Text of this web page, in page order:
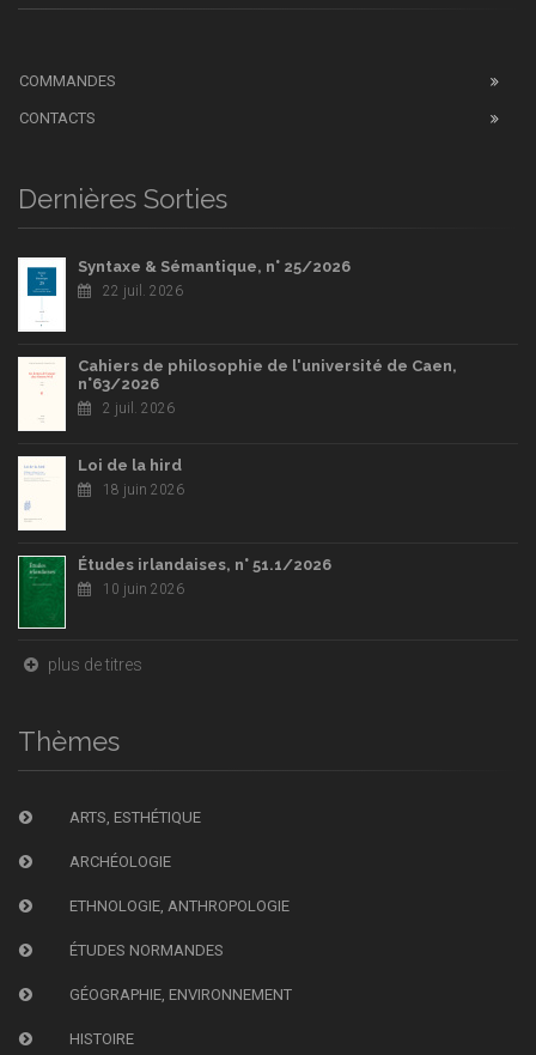
COMMANDES
CONTACTS
Dernières Sorties
Syntaxe & Sémantique, n° 25/2026
22 juil. 2026
Cahiers de philosophie de l'université de Caen,
n°63/2026
2 juil. 2026
Loi de la hird
18 juin 2026
Études irlandaises, n° 51.1/2026
10 juin 2026
plus de titres
Thèmes
ARTS, ESTHÉTIQUE
ARCHÉOLOGIE
ETHNOLOGIE, ANTHROPOLOGIE
ÉTUDES NORMANDES
GÉOGRAPHIE, ENVIRONNEMENT
HISTOIRE